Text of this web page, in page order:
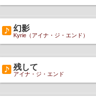
幻影
Kyrie（アイナ・ジ・エンド）
残して
アイナ・ジ・エンド